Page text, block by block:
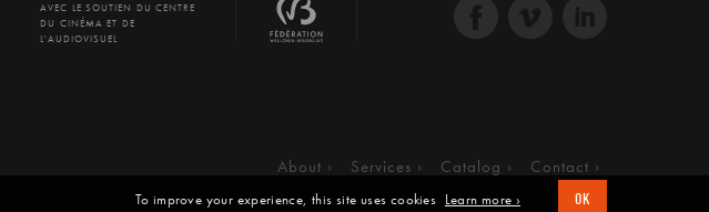
AVEC LE SOUTIEN DU CENTRE
DU CINÉMA ET DE
L'AUDIOVISUEL
About Services Catalog Contact
To improve your experience, this site uses cookies Learn more › OK